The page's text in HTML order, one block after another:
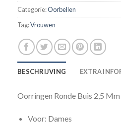
Categorie:Oorbellen
Tag:Vrouwen
BESCHRIJVING EXTRA
Oorringen Ronde Buis 2,5 Mm
Voor: Dames